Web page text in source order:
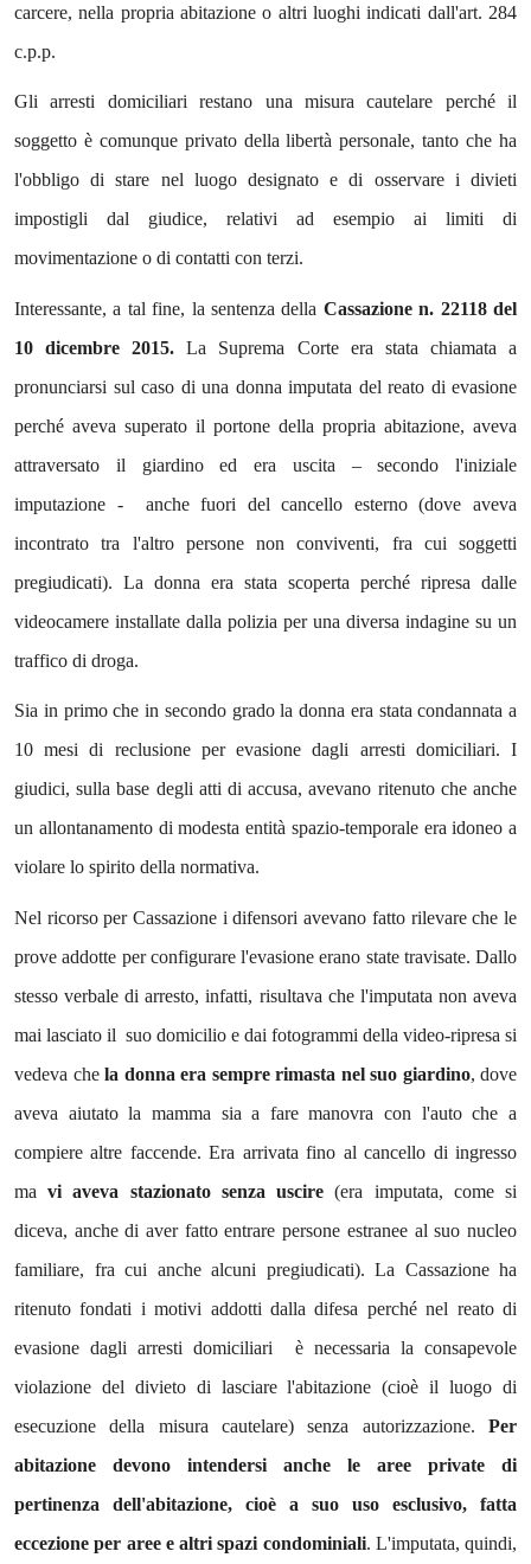
carcere, nella propria abitazione o altri luoghi indicati dall'art. 284
c.p.p.
Gli arresti domiciliari restano una misura cautelare perché il
soggetto è comunque privato della libertà personale, tanto che ha
l'obbligo di stare nel luogo designato e di osservare i divieti
impostigli dal giudice, relativi ad esempio ai limiti di
movimentazione o di contatti con terzi.
Interessante, a tal fine, la sentenza della Cassazione n. 22118 del
10 dicembre 2015. La Suprema Corte era stata chiamata a
pronunciarsi sul caso di una donna imputata del reato di evasione
perché aveva superato il portone della propria abitazione, aveva
attraversato il giardino ed era uscita – secondo l'iniziale
imputazione - anche fuori del cancello esterno (dove aveva
incontrato tra l'altro persone non conviventi, fra cui soggetti
pregiudicati). La donna era stata scoperta perché ripresa dalle
videocamere installate dalla polizia per una diversa indagine su un
traffico di droga.
Sia in primo che in secondo grado la donna era stata condannata a
10 mesi di reclusione per evasione dagli arresti domiciliari. I
giudici, sulla base degli atti di accusa, avevano ritenuto che anche
un allontanamento di modesta entità spazio-temporale era idoneo a
violare lo spirito della normativa.
Nel ricorso per Cassazione i difensori avevano fatto rilevare che le
prove addotte per configurare l'evasione erano state travisate. Dallo
stesso verbale di arresto, infatti, risultava che l'imputata non aveva
mai lasciato il suo domicilio e dai fotogrammi della video-ripresa si
vedeva che la donna era sempre rimasta nel suo giardino, dove
aveva aiutato la mamma sia a fare manovra con l'auto che a
compiere altre faccende. Era arrivata fino al cancello di ingresso
mavi aveva stazionato senza uscire (era imputata, come si
diceva, anche di aver fatto entrare persone estranee al suo nucleo
familiare, fra cui anche alcuni pregiudicati). La Cassazione ha
ritenuto fondati i motivi addotti dalla difesa perché nel reato di
evasione dagli arresti domiciliari è necessaria la consapevole
violazione del divieto di lasciare l'abitazione (cioè il luogo di
esecuzione della misura cautelare) senza autorizzazione. Per
abitazione devono intendersi anche le aree private di
pertinenza dell'abitazione, cioè a suo uso esclusivo, fatta
eccezione per aree e altri spazi condominiali. L'imputata, quindi,